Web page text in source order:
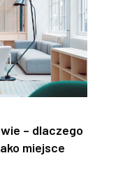
– dlaczego
miejsce